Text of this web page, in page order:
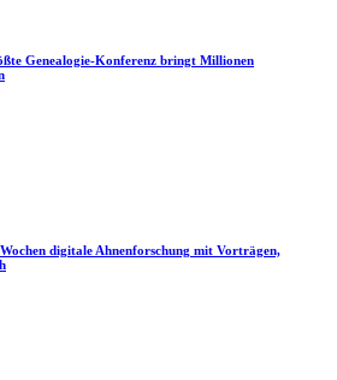
Genealogie-Konferenz bringt Millionen
digitale Ahnenforschung mit Vorträgen,